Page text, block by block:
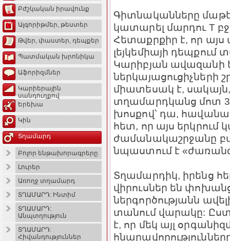
Բժշկական իրավունք
Ալգորիթմեր, թեստեր
Թվեր, փաստեր, դեպքեր
Պատմական խրոնիկա
Աֆորիզմներ
Կարիերային
սանդուղքով
Երեխա
Կին
Տղամարդ
Բոլոր ենթախորագրերը
Լուրեր
Առողջ տղամարդ
ՏՂԱՄԱՐԴ: Ինտիմ
ՏՂԱՄԱՐԴ:
Անպտղություն
ՏՂԱՄԱՐԴ:
Հիվանդություններ
Գիտնականները
կատարել մարդու Т
Հետաքրքիր է, որ այս
լեյկեմիայի
Կարիբյան ավազանի
ներկայացուցիչների
միատեսակ է,
տղամարդկանց մոտ
խոսքով՝ դա,
հետ, որ այս երկրում
ժամանակաշրջանը
նպաստում է
Տղամարդիկ, իրենց
վիրուսներ են
ներգործությանն
տանում վարակը: Ըստ
է, որ մեկ այլ